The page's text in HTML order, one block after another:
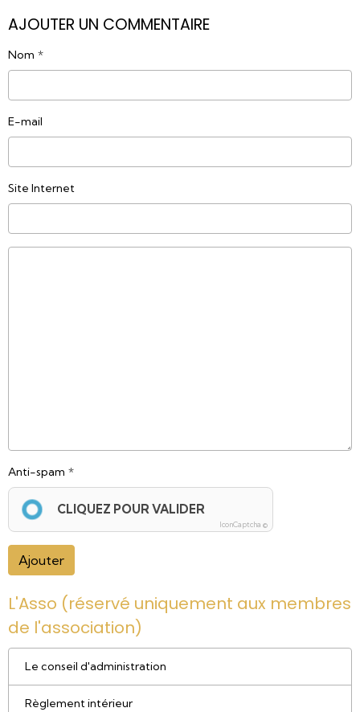
AJOUTER UN COMMENTAIRE
Nom
E-mail
Site Internet
Anti-spam
CLIQUEZ POUR VALIDER
IconCaptcha ©
Ajouter
L'Asso (réservé uniquement aux membres
de l'association)
Le conseil d'administration
Règlement intérieur